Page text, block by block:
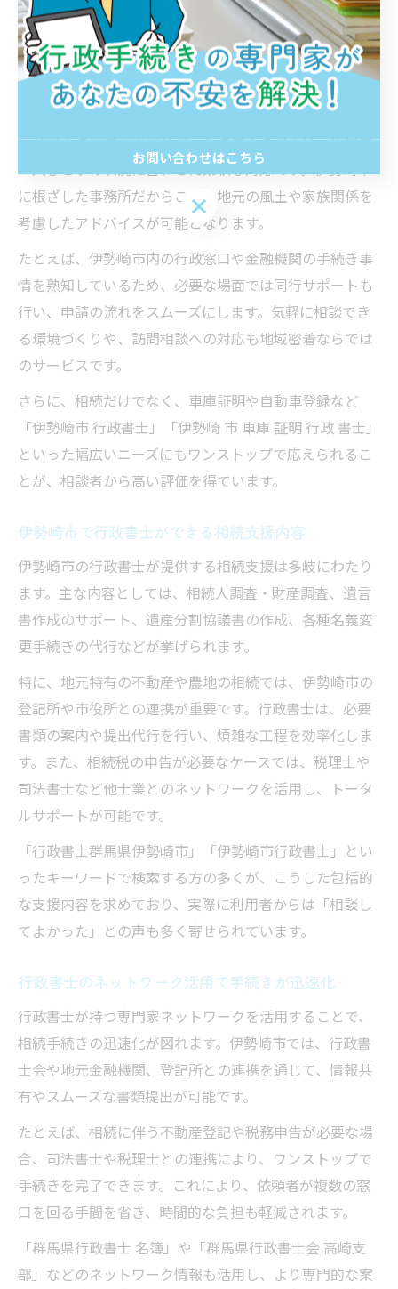
にフォローし、初めての方でも安心して手続きを進めら
れるようサポートしています。
行政書士の地域密着サポートの強みとは
行政書士の地域密着型サポートの最大の強みは、相談者
一人ひとりの状況に合わせた柔軟な対応です。伊勢崎市
に根ざした事務所だからこそ、地元の風土や家族関係を
考慮したアドバイスが可能となります。
たとえば、伊勢崎市内の行政窓口や金融機関の手続き事
情を熟知しているため、必要な場面では同行サポートも
行い、申請の流れをスムーズにします。気軽に相談でき
る環境づくりや、訪問相談への対応も地域密着ならでは
のサービスです。
さらに、相続だけでなく、車庫証明や自動車登録など
「伊勢崎市 行政書士」「伊勢崎 市 車庫 証明 行政 書士」
といった幅広いニーズにもワンストップで応えられるこ
とが、相談者から高い評価を得ています。
伊勢崎市で行政書士ができる相続支援内容
伊勢崎市の行政書士が提供する相続支援は多岐にわたり
ます。主な内容としては、相続人調査・財産調査、遺言
書作成のサポート、遺産分割協議書の作成、各種名義変
更手続きの代行などが挙げられます。
特に、地元特有の不動産や農地の相続では、伊勢崎市の
登記所や市役所との連携が重要です。行政書士は、必要
書類の案内や提出代行を行い、煩雑な工程を効率化しま
す。また、相続税の申告が必要なケースでは、税理士や
司法書士など他士業とのネットワークを活用し、トータ
ルサポートが可能です。
「行政書士群馬県伊勢崎市」「伊勢崎市行政書士」とい
ったキーワードで検索する方の多くが、こうした包括的
な支援内容を求めており、実際に利用者からは「相談し
てよかった」との声も多く寄せられています。
行政書士のネットワーク活用で手続きが迅速化
行政書士が持つ専門家ネットワークを活用することで、
相続手続きの迅速化が図れます。伊勢崎市では、行政書
士会や地元金融機関、登記所との連携を通じて、情報共
有やスムーズな書類提出が可能です。
たとえば、相続に伴う不動産登記や税務申告が必要な場
合、司法書士や税理士との連携により、ワンストップで
手続きを完了できます。これにより、依頼者が複数の窓
口を回る手間を省き、時間的な負担も軽減されます。
「群馬県行政書士 名簿」や「群馬県行政書士会 高崎支
部」などのネットワーク情報も活用し、より専門的な案
お問い合わせはこちら
お問い合わせはこちら